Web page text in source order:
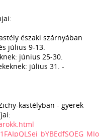
északi szárnyában
július 9-13.
június 25-30.
július 31. -
kastélyban - gyerek